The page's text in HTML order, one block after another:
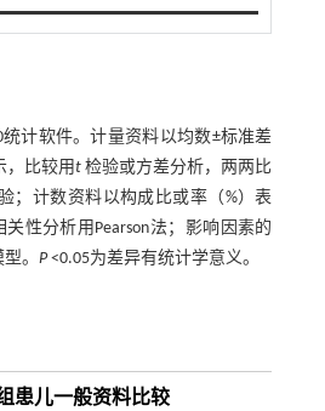
统计软件。计量资料以均数±标准差
，比较用t 检验或方差分析，两两比
；计数资料以构成比或率（%）表
关性分析用Pearson法；影响因素的
。 P<0.05为差异有统计学意义。
患儿一般资料比较